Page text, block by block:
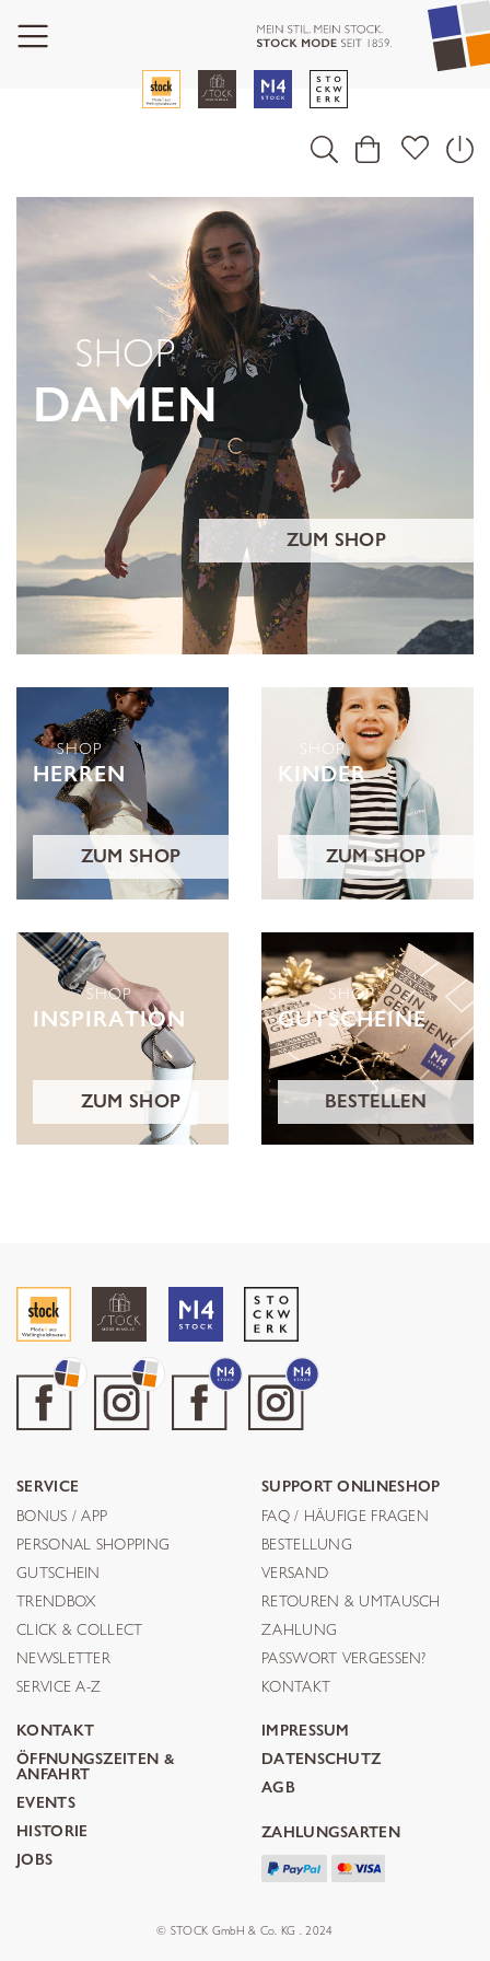
SHOP
DAMEN
ZUM SHOP
SHOP
HERREN
ZUM SHOP
SHOP
KINDER
ZUM SHOP
SHOP
INSPIRATION
ZUM SHOP
SHOP
GUTSCHEINE
BESTELLEN
SERVICE
BONUS / APP
PERSONAL SHOPPING
GUTSCHEIN
TRENDBOX
CLICK & COLLECT
NEWSLETTER
SERVICE A-Z
SUPPORT ONLINESHOP
FAQ / HÄUFIGE FRAGEN
BESTELLUNG
VERSAND
RETOUREN & UMTAUSCH
ZAHLUNG
PASSWORT VERGESSEN?
KONTAKT
KONTAKT
ÖFFNUNGSZEITEN &
ANFAHRT
EVENTS
HISTORIE
JOBS
IMPRESSUM
DATENSCHUTZ
AGB
ZAHLUNGSARTEN
© STOCK GmbH & Co. KG . 2024